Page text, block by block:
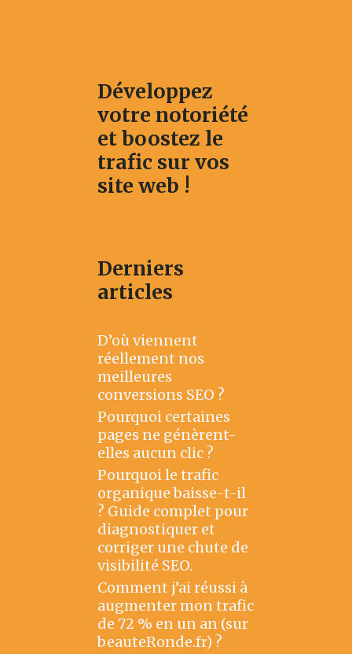
Développez
votre notoriété
et boostez le
trafic sur vos
site web !
Derniers
articles
D’où viennent
réellement nos
meilleures
conversions SEO ?
Pourquoi certaines
pages ne génèrent-
elles aucun clic ?
Pourquoi le trafic
organique baisse-t-il
? Guide complet pour
diagnostiquer et
corriger une chute de
visibilité SEO.
Comment j’ai réussi à
augmenter mon trafic
de 72 % en un an (sur
beauteRonde.fr) ?